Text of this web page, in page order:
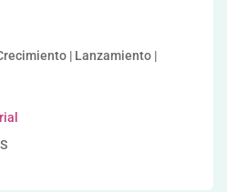
| Lanzamiento |